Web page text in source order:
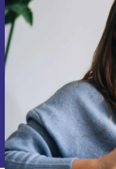
Zapisz
Nie
Informacje na temat
naszej
Polityce prywatności